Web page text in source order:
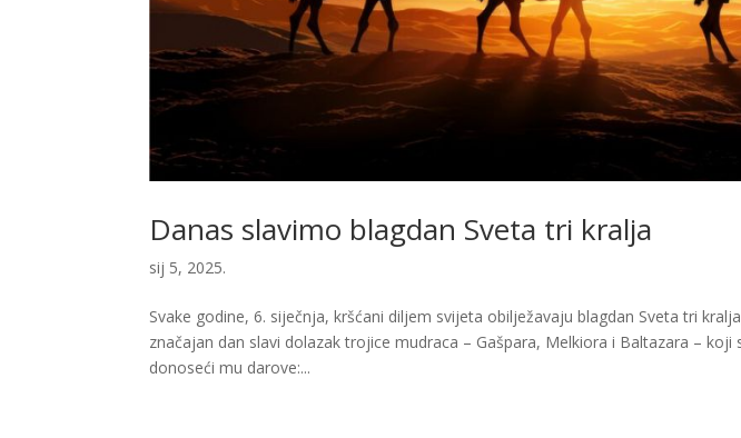
Danas slavimo blagdan Sveta tri kralja
sij 5, 2025.
Svake godine, 6. siječnja, kršćani diljem svijeta obilježavaju blagdan Sveta tri
značajan dan slavi dolazak trojice mudraca – Gašpara, Melkiora i Baltazara –
donoseći mu darove:...